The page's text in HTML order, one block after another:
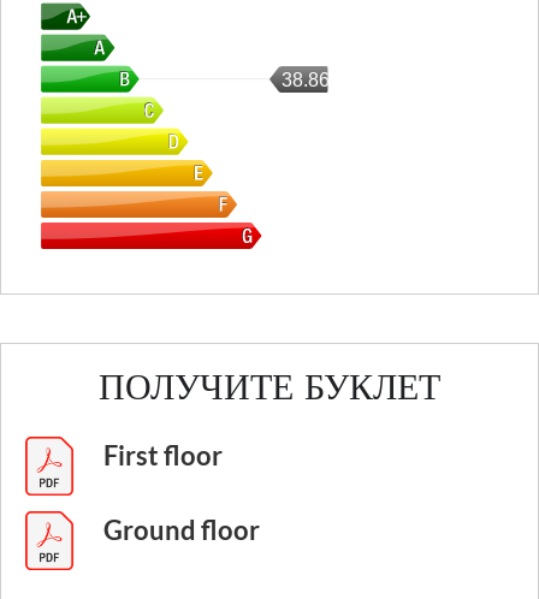
38.86
ПОЛУЧИТЕ БУКЛЕТ
First floor
Ground floor